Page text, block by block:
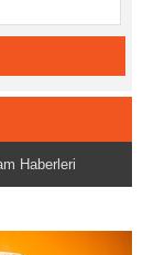
Haberleri